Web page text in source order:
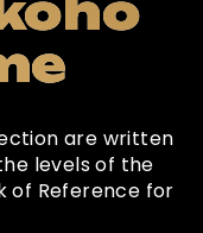
are written
levels of the
of Reference for